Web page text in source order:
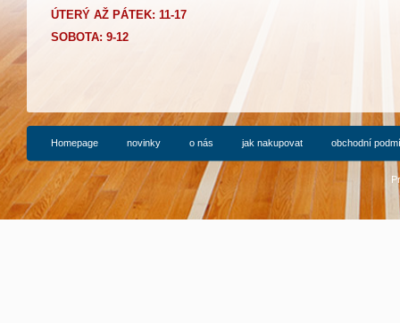
ÚTERÝ AŽ PÁTEK: 11-17
SOBOTA: 9-12
Homepage novinky o nás jak nakupovat obchodní